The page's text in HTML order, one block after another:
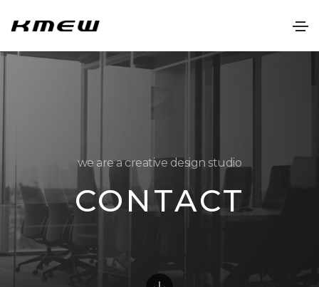
we are a creative design studio
CONTACT